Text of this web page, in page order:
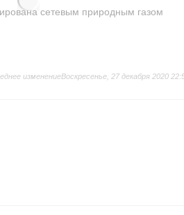
сетевым природным газом
изменениеВоскресенье, 27 декабря 2020